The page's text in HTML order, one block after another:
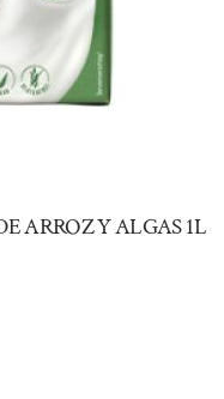
ARROZ Y ALGAS 1L